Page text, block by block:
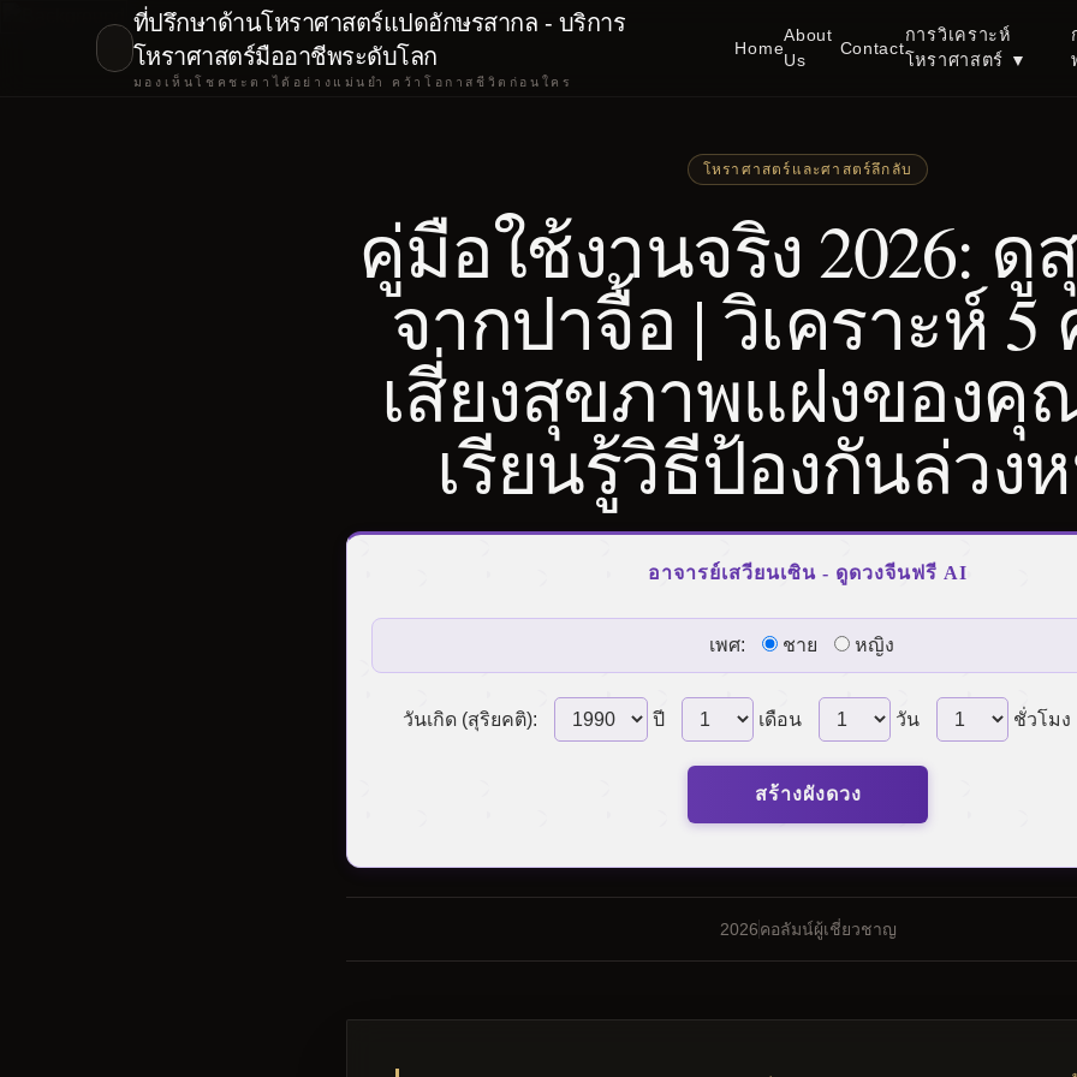
ที่ปรึกษาด้านโหราศาสตร์แปดอักษรสากล - บริการ
โหราศาสตร์มืออาชีพระดับโลก
มองเห็นโชคชะตาได้อย่างแม่นยำ คว้าโอกาสชีวิตก่อนใคร
Home
About
Us
Contact
การวิเคราะห์
โหราศาสตร์ ▼
โหราศาสตร์และศาสตร์ลึกลับ
คู่มือใช้งานจริง 2026:
จากปาจื้อ | วิเคราะห์ 5
เสี่ยงสุขภาพแฝงของคุ
เรียนรู้วิธีป้องกันล่วง
อาจารย์เสวียนเซิน - ดูดวงจีนฟรี AI
เพศ: ชาย หญิง
วันเกิด (สุริยคติ): ปี เดือน วัน ชั่วโมง
สร้างผังดวง
2026คอลัมน์ผู้เชี่ยวชาญ